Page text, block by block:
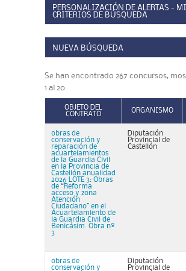
PERSONALIZACIÓN DE ALERTAS -
CRITERIOS DE BÚSQUEDA
NUEVA BÚSQUEDA
Se han encontrado 267 concursos,
1 al 20.
OBJETO DEL
CONTRATO
ORGANISMO
obras de
conservación y
reparación de
acuartelamientos
de la Guardia Civil
en la Provincia de
Castellón anualidad
2026 LOTE 3: Obras
de “Reforma
acceso y zona
Atención
Ciudadano” en el
Acuartelamiento de
la Guardia Civil de
Benicásim. Obra nº
3
Diputación
Provincial de
Castellón
obras de
conservación y
Diputación
Provincial de